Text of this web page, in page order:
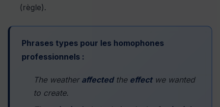
(règle).
Phrases types pour les homophones
professionnels :
The weather affectedthe effectwe wanted
to create.